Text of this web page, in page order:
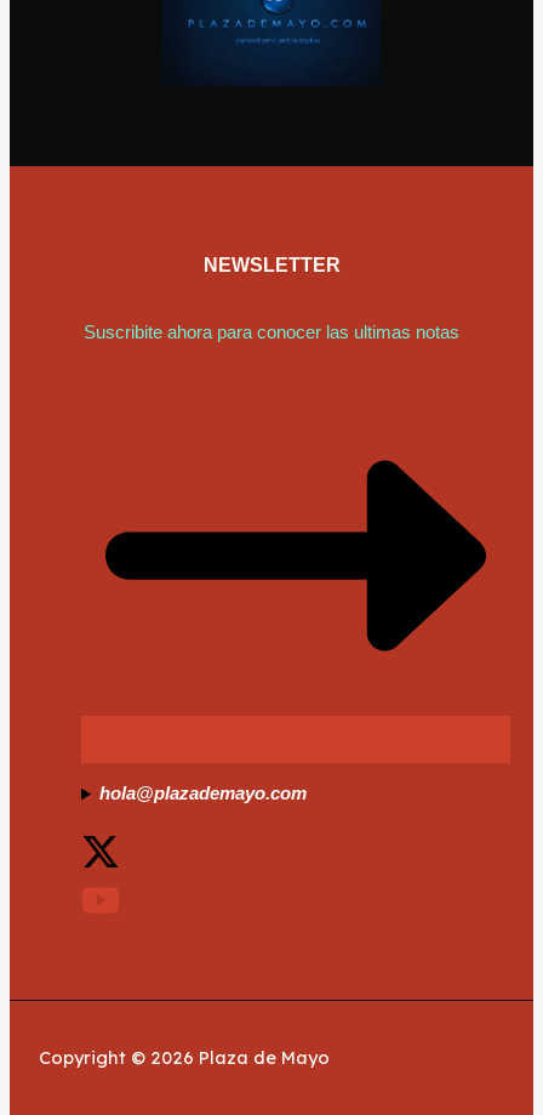
NEWSLETTER
Suscribite ahora para conocer las ultimas notas
hola@plazademayo.com
Copyright © 2026 Plaza de Mayo